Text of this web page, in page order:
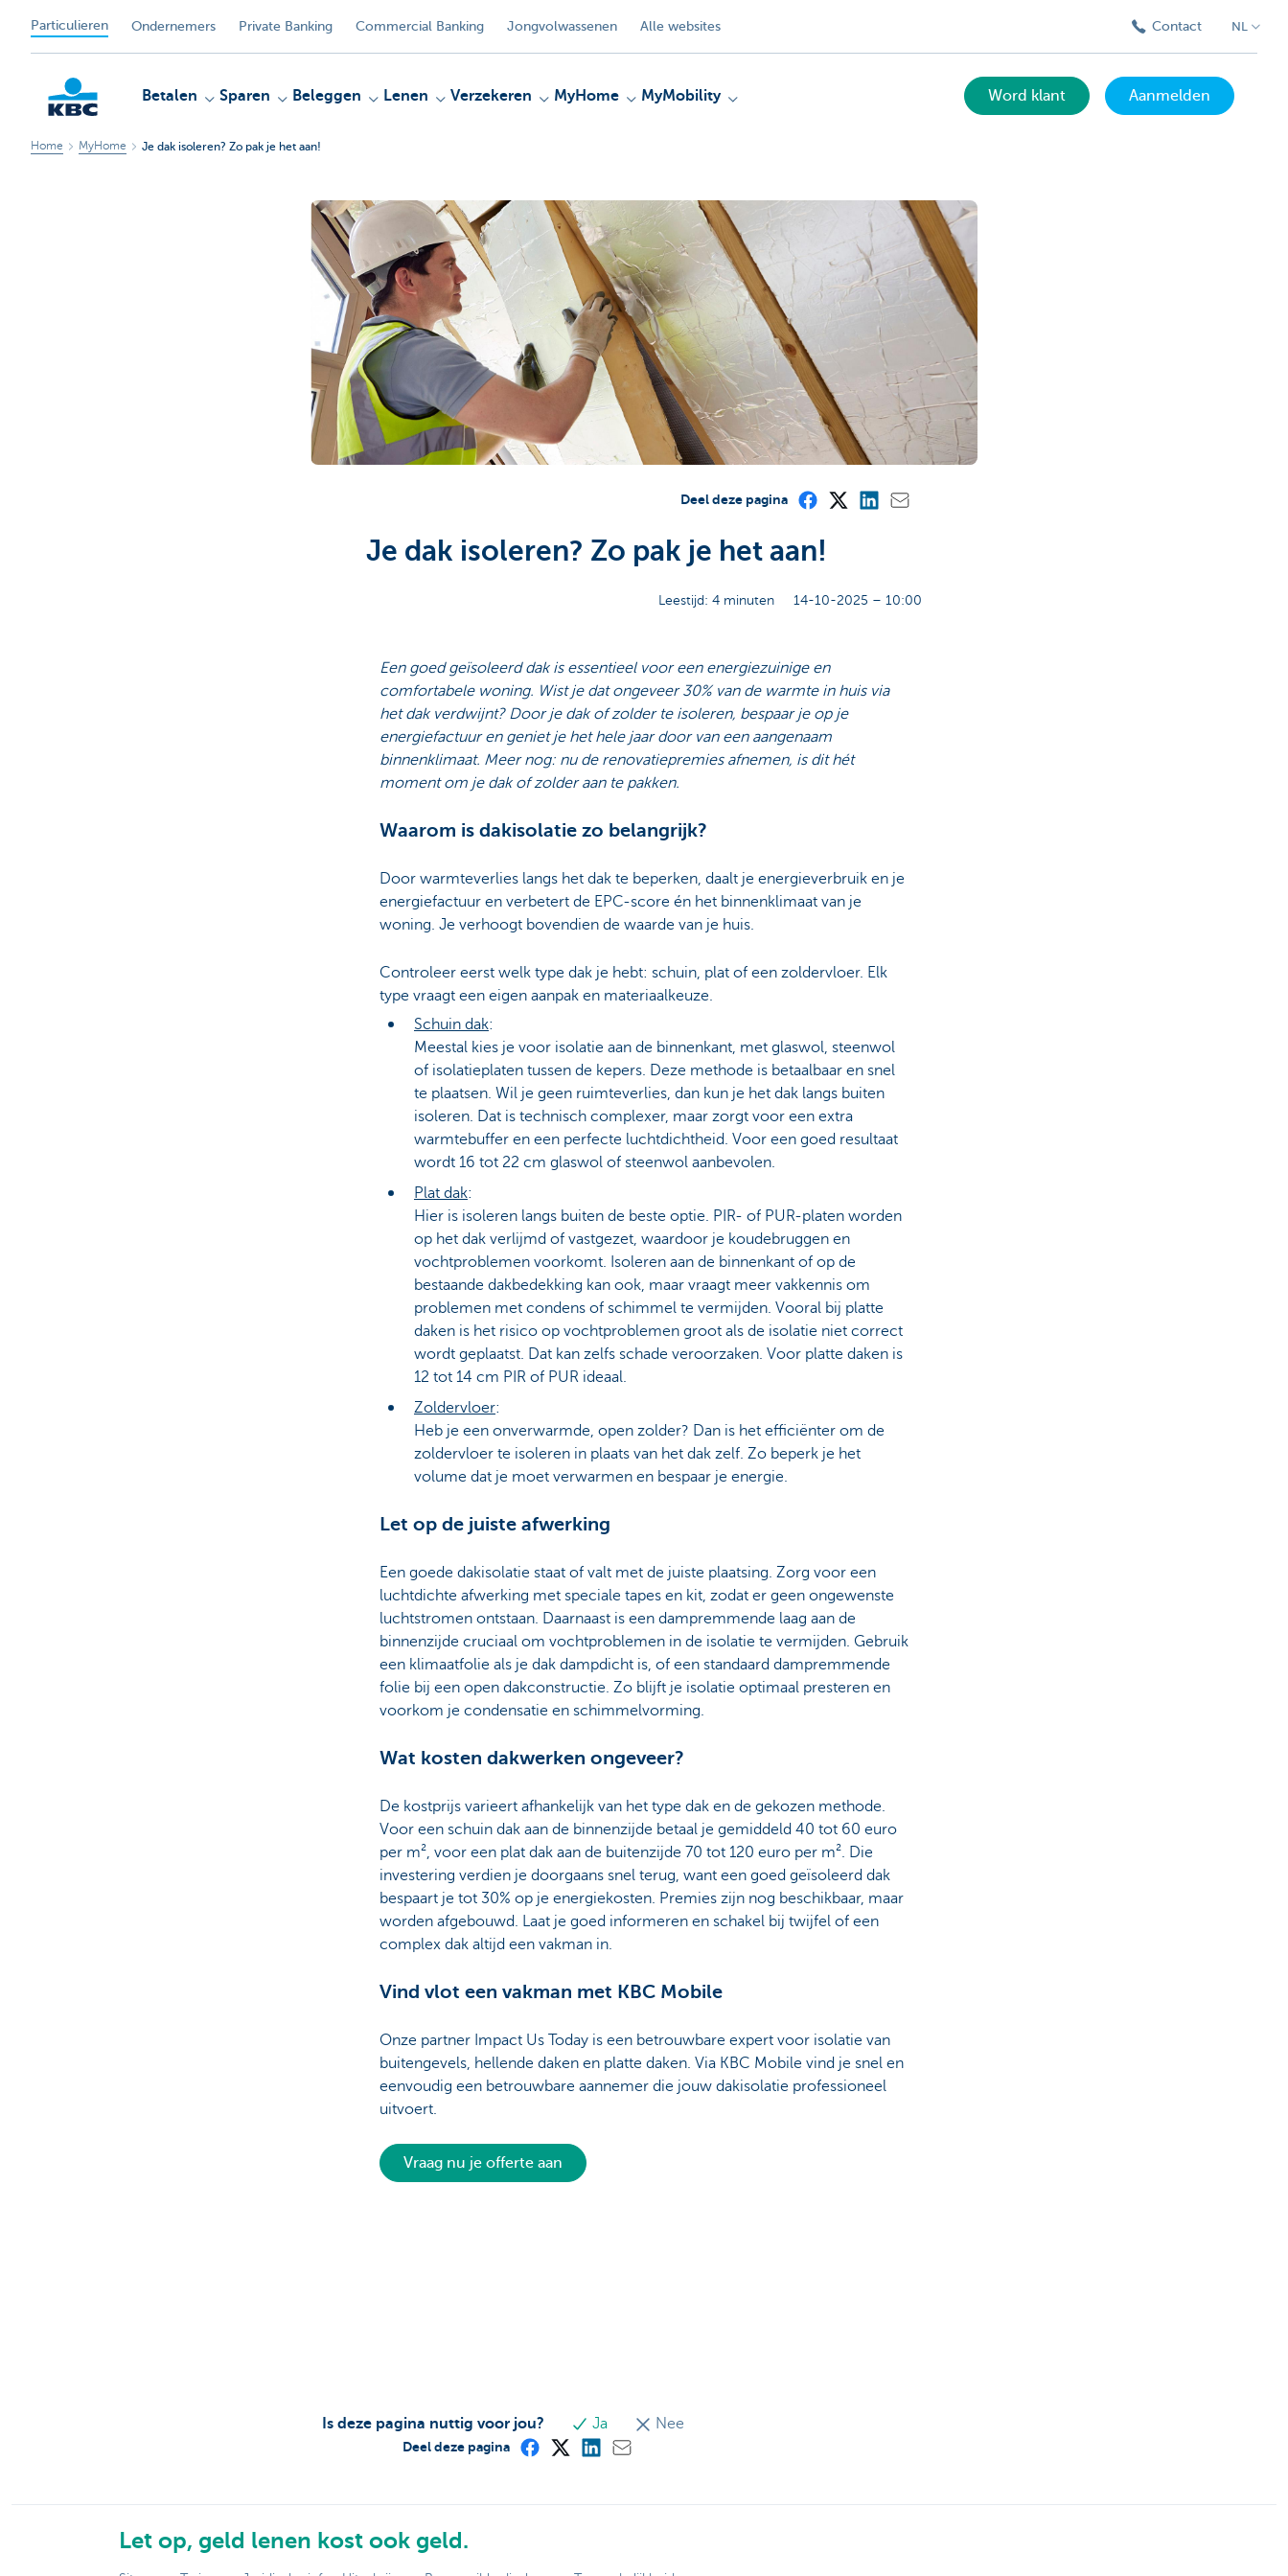
Particulieren Ondernemers Private Banking Commercial Banking Jongvolwassenen Alle websites Contact NL
Betalen Sparen Beleggen Lenen Verzekeren MyHome MyMobility Word klant Aanmelden
Home MyHome Je dak isoleren? Zo pak je het aan!
Deel deze pagina
Je dak isoleren? Zo pak je het aan!
Leestijd: 4 minuten 14-10-2025 – 10:00
Een goed geïsoleerd dak is essentieel voor een energiezuinige en
comfortabele woning. Wist je dat ongeveer 30% van de warmte in huis via
het dak verdwijnt? Door je dak of zolder te isoleren, bespaar je op je
energiefactuur en geniet je het hele jaar door van een aangenaam
binnenklimaat. Meer nog: nu de renovatiepremies afnemen, is dit hét
moment om je dak of zolder aan te pakken.
Waarom is dakisolatie zo belangrijk?
Door warmteverlies langs het dak te beperken, daalt je energieverbruik en je
energiefactuur en verbetert de EPC-score én het binnenklimaat van je
woning. Je verhoogt bovendien de waarde van je huis.
Controleer eerst welk type dak je hebt: schuin, plat of een zoldervloer. Elk
type vraagt een eigen aanpak en materiaalkeuze.
Schuin dak:
Meestal kies je voor isolatie aan de binnenkant, met glaswol, steenwol
of isolatieplaten tussen de kepers. Deze methode is betaalbaar en snel
te plaatsen. Wil je geen ruimteverlies, dan kun je het dak langs buiten
isoleren. Dat is technisch complexer, maar zorgt voor een extra
warmtebuffer en een perfecte luchtdichtheid. Voor een goed resultaat
wordt 16 tot 22 cm glaswol of steenwol aanbevolen.
Plat dak:
Hier is isoleren langs buiten de beste optie. PIR- of PUR-platen worden
op het dak verlijmd of vastgezet, waardoor je koudebruggen en
vochtproblemen voorkomt. Isoleren aan de binnenkant of op de
bestaande dakbedekking kan ook, maar vraagt meer vakkennis om
problemen met condens of schimmel te vermijden. Vooral bij platte
daken is het risico op vochtproblemen groot als de isolatie niet correct
wordt geplaatst. Dat kan zelfs schade veroorzaken. Voor platte daken is
12 tot 14 cm PIR of PUR ideaal.
Zoldervloer:
Heb je een onverwarmde, open zolder? Dan is het efficiënter om de
zoldervloer te isoleren in plaats van het dak zelf. Zo beperk je het
volume dat je moet verwarmen en bespaar je energie.
Let op de juiste afwerking
Een goede dakisolatie staat of valt met de juiste plaatsing. Zorg voor een
luchtdichte afwerking met speciale tapes en kit, zodat er geen ongewenste
luchtstromen ontstaan. Daarnaast is een dampremmende laag aan de
binnenzijde cruciaal om vochtproblemen in de isolatie te vermijden. Gebruik
een klimaatfolie als je dak dampdicht is, of een standaard dampremmende
folie bij een open dakconstructie. Zo blijft je isolatie optimaal presteren en
voorkom je condensatie en schimmelvorming.
Wat kosten dakwerken ongeveer?
De kostprijs varieert afhankelijk van het type dak en de gekozen methode.
Voor een schuin dak aan de binnenzijde betaal je gemiddeld 40 tot 60 euro
per m², voor een plat dak aan de buitenzijde 70 tot 120 euro per m². Die
investering verdien je doorgaans snel terug, want een goed geïsoleerd dak
bespaart je tot 30% op je energiekosten. Premies zijn nog beschikbaar, maar
worden afgebouwd. Laat je goed informeren en schakel bij twijfel of een
complex dak altijd een vakman in.
Vind vlot een vakman met KBC Mobile
Onze partner Impact Us Today is een betrouwbare expert voor isolatie van
buitengevels, hellende daken en platte daken. Via KBC Mobile vind je snel en
eenvoudig een betrouwbare aannemer die jouw dakisolatie professioneel
uitvoert.
Vraag nu je offerte aan
Is deze pagina nuttig voor jou? Ja Nee
Deel deze pagina
Let op, geld lenen kost ook geld.